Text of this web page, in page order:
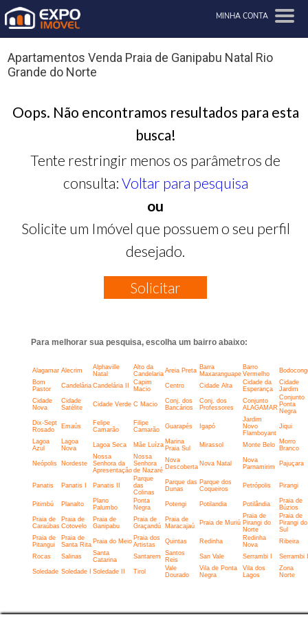
MINHA CONTA
Apartamentos Venda Praia de Ganipabu Natal Rio
Grande do Norte
Oops. Não encontramos resultados para esta
busca!
Tente restringir menos os parâmetros de
consulta: Voltar para pesquisa
ou
Solicite um Imóvel que possuem o seu perfil
desejado.
Solicitar
Para melhorar sua pesquisa, escolha um bairro abaixo:
Alagamar Alecrim
Alphaville
Natal
Alto da
Candelaria Areia Preta Barra
Maxaranguape
Barro
Vermelho
Bom
Pastor
Candelária Candelária II
Capim
Macio
Centro Cidade Alta
Cidade da
Esperança
Cidade
Jardim
Cidade
Nova
Cidade
Satélite
Cidade Verde C Macio
Conj. dos
Bancários
Conj. dos
Professores
Conjunto
ALAGAMAR
Conjunto
Ponta
Negra
Dix-Sept
Rosado
Emaús
Felipe
Camarão
Filipe
Camarão
Guarapés Igapó
Jardim
Novo
Flamboyant
Jiqui
Lagoa
Azul
Lagoa
Nova
Lagoa Seca Mãe Luíza Marina
Praia Sul
Mirassol Monte Belo
Morro
Branco
Neópolis Nordeste
Nossa
Senhora da
Apresentação
Nossa
Senhora
de Nazaré
Nova
Descoberta Nova Natal
Nova
Parnamirim
Pajuçara
Panatis Panatis I Panatis II
Parque
das
Colinas
Parque das
Dunas
Parque dos
Coqueiros
Petrópolis Pirangi
Pitimbú Planalto
Plano
Palumbo
Ponta
Negra
Potengi Potilandia Potilândia
Praia de
Búzios
Praia de
Caraúbas
Praia de
Cotovelo
Praia de
Ganipabu
Praia de
Graçandú
Praia de
Maracajaú
Praia de Muriú
Praia de
Pirangi do
Norte
Praia de
Pirangi do
Sul
Praia de
Pitangui
Praia de
Santa Rita Praia do Meio Praia dos
Artistas
Quintas Redinha
Redinha
Nova
Ribeira
Rocas Salinas
Santa
Catarina
Santarem
Santos
Reis
San Vale Serrambi I Serrambi
Soledade Soledade I Soledade II Tirol
Vale
Dourado
Vila de Ponta
Negra
Vila dos
Lagos
Zona
Norte